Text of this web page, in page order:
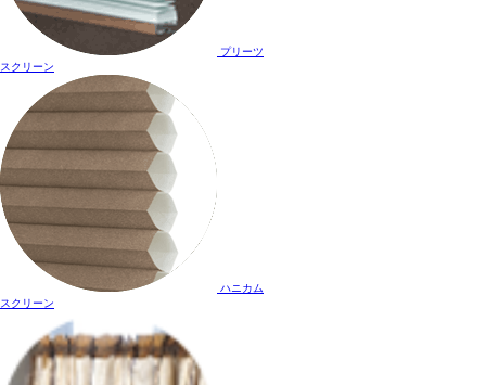
プリーツ
スクリーン
ハニカム
スクリーン